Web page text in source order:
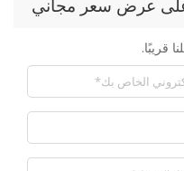
سعر مجاني